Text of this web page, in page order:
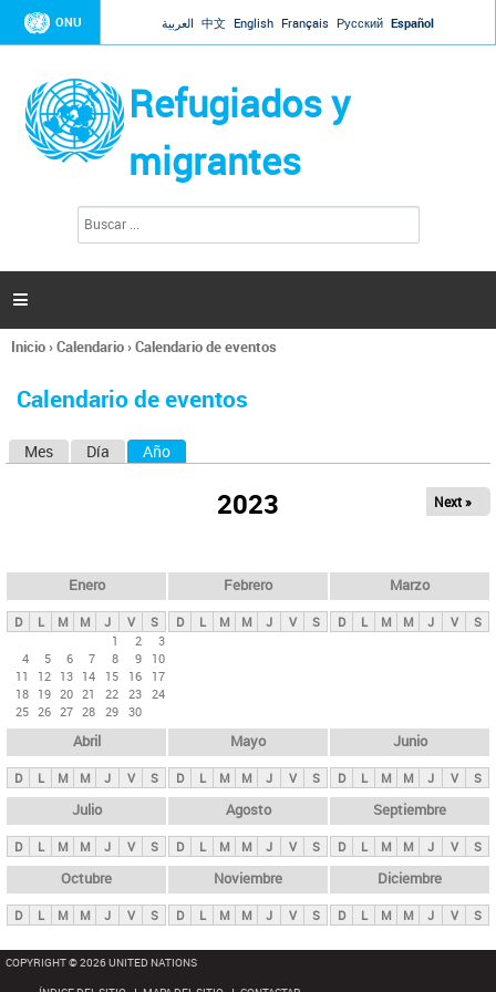
Jump to navigation
ONU العربية 中文 English Français Русский Español
Refugiados y
migrantes
l
d
s

Se
usted
Inicio›Calendario›Calendario de eventos
Calendario de eventos
s
p
n
i
p
a
l
s
Mes Día Año
2023 Next »
Enero
D L M M J V
S
1
2
3
4
5 6 7 8 9
10
11
12 13 14 15 16
17
18 19 20 21 22 23 24
25 26 27 28 29 30
Febrero
D L M M J V S
Marzo
D L M M J V S
Abril
D L M M J V S
Mayo
D L M M J V S
Junio
D L M M J V S
Julio
D L M M J V S
Agosto
D L M M J V S
Septiembre
D L M M J V S
Octubre
D L M M J V S
Noviembre
D L M M J V S
Diciembre
D L M M J V S
COPYRIGHT © 2026 UNITED NATIONS